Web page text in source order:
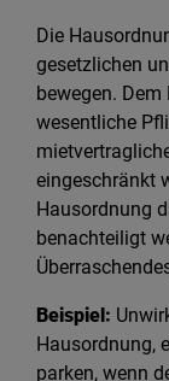
Die
gesetzlichen
bewegen.
wesentliche
eingeschränkt
Hausordnung
benachteiligt
Beispiel:
Hausordnung,
parken, wenn